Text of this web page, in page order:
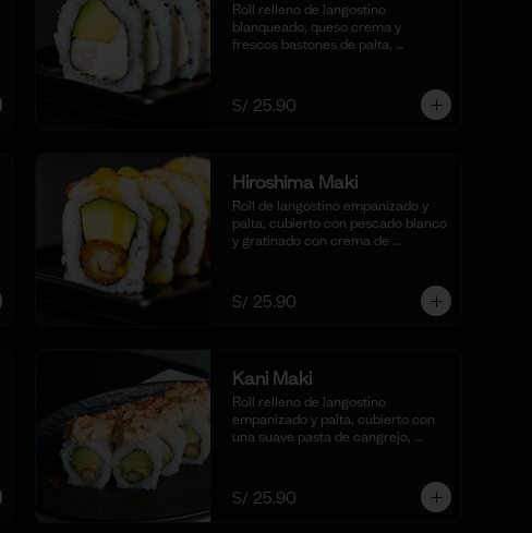
Roll relleno de langostino
blanqueado, queso crema y
frescos bastones de palta,
crujiente. Acompañado de nuestra
salsa shoyu. (10 cortes).
S/ 25.90
Hiroshima Maki
Roll de langostino empanizado y
palta, cubierto con pescado blanco
y gratinado con crema de
de nuestra salsa shoyu. (10 cortes).
S/ 25.90
Kani Maki
Roll relleno de langostino
empanizado y palta, cubierto con
una suave pasta de cangrejo,
Acompañado de nuestra shoyu. (10
cortes).
S/ 25.90